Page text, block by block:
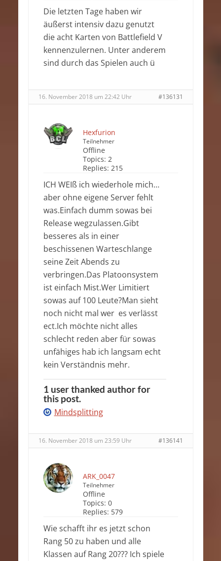
Die letzten Tage haben wir
äußerst intensiv dazu genutzt
die acht Karten von Battlefield V
kennenzulernen. Unter anderem
sind durch das Spielen auch ü
16. November 2018 um 22:42 Uhr #136131
Hexfurion
Teilnehmer
Offline
Topics: 2
Replies: 215
ICH WEIß ich wiederhole mich…
aber ohne eigene Server fehlt
was.Einfach dumm sowas bei
Release wegzulassen.Gibt
besseres als in einer
beschissenen Warteschlange
seine Zeit Abends zu
verbringen.Das Platoonsystem
ist einfach Mist.Wer Limitiert
sowas auf 100 Leute?Man sieht
noch nicht mal wer es verlässt
ect.Ich möchte nicht alles
schlecht reden aber für sowas
unfähiges hab ich langsam echt
kein Verständnis mehr.
1 user thanked author for
this post.
Mindsplitting
16. November 2018 um 23:59 Uhr #136141
ARK_0047
Teilnehmer
Offline
Topics: 0
Replies: 579
Wie schafft ihr es jetzt schon
Rang 50 zu haben und alle
Klassen auf Rang 20??? Ich spiele